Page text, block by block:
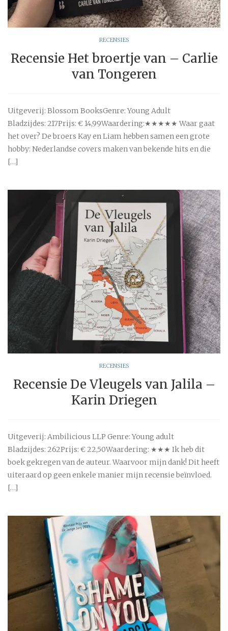
RECENSIES
Recensie Het broertje van – Carlie
van Tongeren
Uitgeverij: Blossom BooksGenre: Young Adult
Bladzijdes: 217Prijs: € 14,99Waardering:★★★★★ Waar gaat
het over? De broers Kay en Liam hebben samen een grote
hobby: Nederlandse covers maken van bekende hits en die
[…]
RECENSIES
Recensie De Vleugels van Jalila –
Karin Driegen
Uitgeverij: Ambilicious LLP Genre: Young adult
Bladzijdes: 262Prijs: € 22,50Waardering: ★★★ Ik heb dit
boek gekregen van de auteur. Waarvoor mijn dank! Dit heeft
uiteraard op geen enkele manier mijn recensie beïnvloed.
[…]